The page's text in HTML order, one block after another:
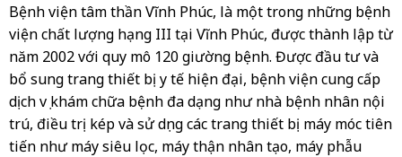
Bệnh viện tâm thần Vĩnh Phúc, là một trong những bệnh
viện chất lượng hạng III tại Vĩnh Phúc, được thành lập từ
năm 2002 với quy mô 120 giường bệnh. Được đầu tư và
bổ sung trang thiết bị y tế hiện đại, bệnh viện cung cấp
dịch vụ khám chữa bệnh đa dạng như nhà bệnh nhân nội
trú, điều trị kép và sử dụng các trang thiết bị máy móc tiên
tiến như máy siêu lọc, máy thận nhân tạo, máy phẫu